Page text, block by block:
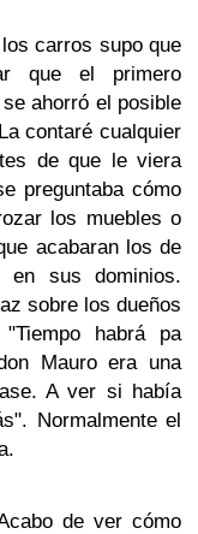
carros supo que
que el primero
ahorró el posible
contaré cualquier
de que le viera
preguntaba cómo
los muebles o
acabaran los de
sus dominios.
sobre los dueños
habrá pa
Mauro era una
A ver si había
Normalmente el
de ver cómo